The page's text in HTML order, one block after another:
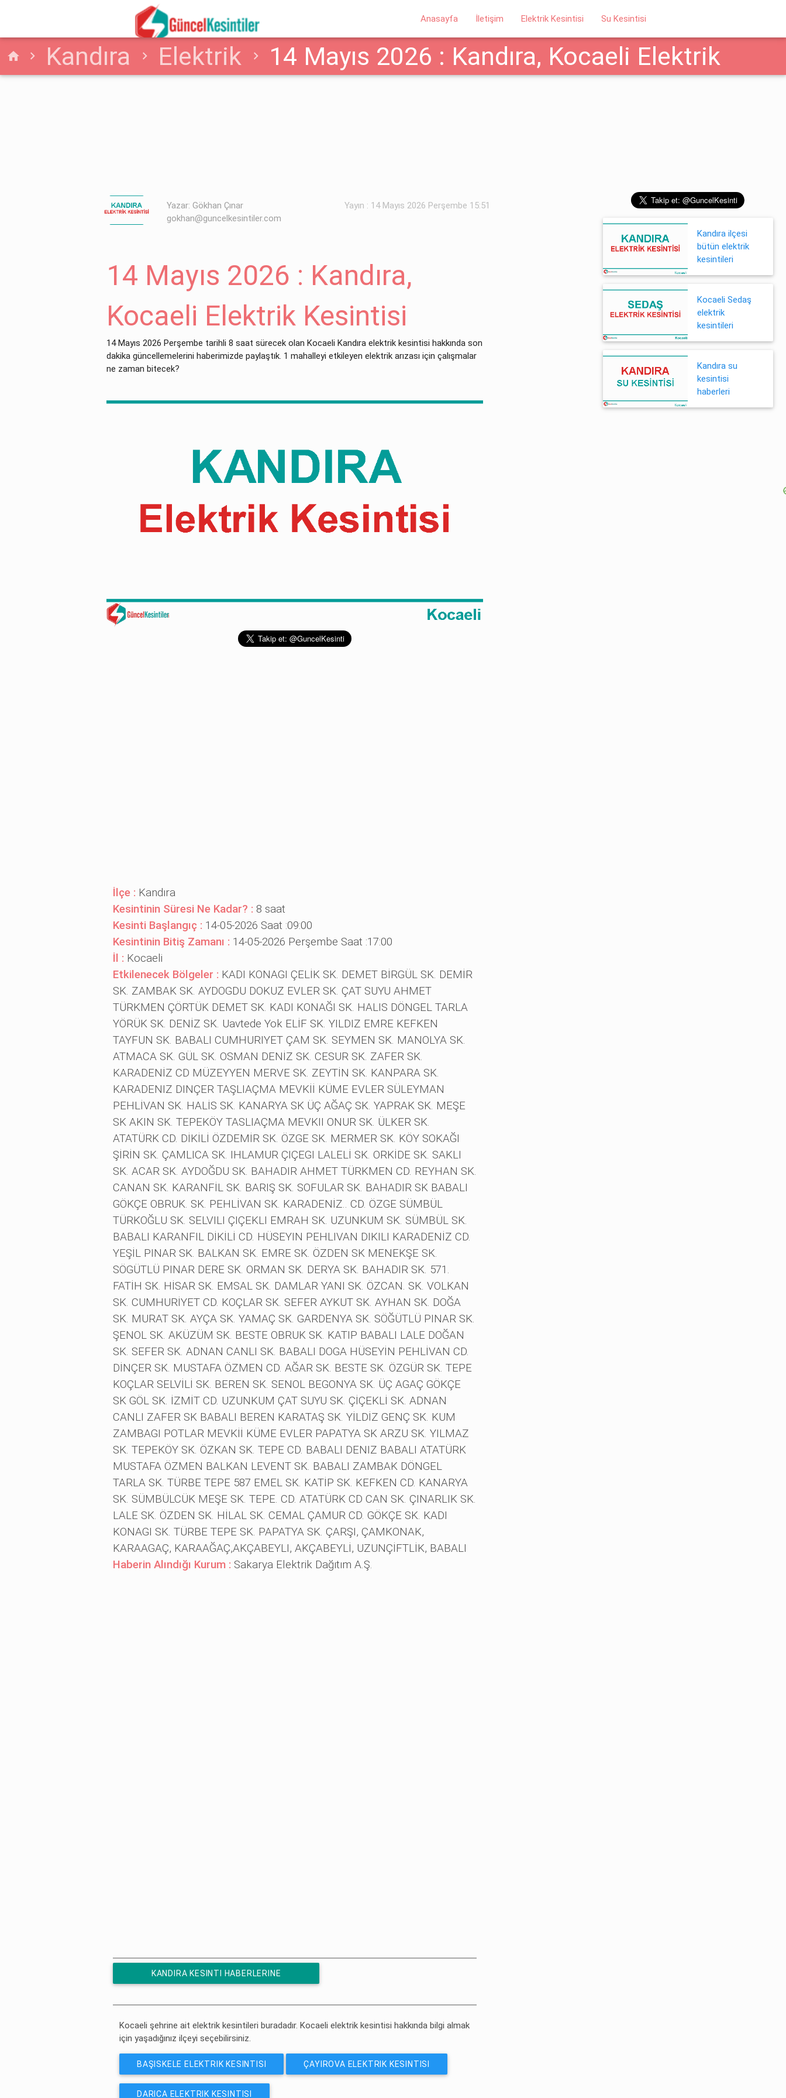
Anasayfa İletişim Elektrik Kesintisi Su Kesintisi
home Kandıra Elektrik
14 Mayıs 2026 : Kandıra, Kocaeli Elektrik
Yazar: Gökhan Çınar
gokhan@guncelkesintiler.com
Yayın : 14 Mayıs 2026 Perşembe 15:51
14 Mayıs 2026 : Kandıra,
Kocaeli Elektrik Kesintisi
14 Mayıs 2026 Perşembe tarihli 8 saat sürecek olan Kocaeli Kandıra elektrik kesintisi hakkında son
dakika güncellemelerini haberimizde paylaştık. 1 mahalleyi etkileyen elektrik arızası için çalışmalar
ne zaman bitecek?
İlçe : Kandıra
Kesintinin Süresi Ne Kadar? : 8 saat
Kesinti Başlangıç : 14-05-2026 Saat :09:00
Kesintinin Bitiş Zamanı : 14-05-2026 Perşembe Saat :17:00
İl : Kocaeli
Etkilenecek Bölgeler : KADI KONAGI ÇELİK SK. DEMET BİRGÜL SK. DEMİR
SK. ZAMBAK SK. AYDOGDU DOKUZ EVLER SK. ÇAT SUYU AHMET
TÜRKMEN ÇÖRTÜK DEMET SK. KADI KONAĞI SK. HALIS DÖNGEL TARLA
YÖRÜK SK. DENİZ SK. Uavtede Yok ELİF SK. YILDIZ EMRE KEFKEN
TAYFUN SK. BABALI CUMHURIYET ÇAM SK. SEYMEN SK. MANOLYA SK.
ATMACA SK. GÜL SK. OSMAN DENİZ SK. CESUR SK. ZAFER SK.
KARADENİZ CD MÜZEYYEN MERVE SK. ZEYTİN SK. KANPARA SK.
KARADENIZ DINÇER TAŞLIAÇMA MEVKİİ KÜME EVLER SÜLEYMAN
PEHLİVAN SK. HALİS SK. KANARYA SK ÜÇ AĞAÇ SK. YAPRAK SK. MEŞE
SK AKIN SK. TEPEKÖY TASLIAÇMA MEVKII ONUR SK. ÜLKER SK.
ATATÜRK CD. DİKİLİ ÖZDEMİR SK. ÖZGE SK. MERMER SK. KÖY SOKAĞI
ŞİRİN SK. ÇAMLICA SK. IHLAMUR ÇIÇEGI LALELİ SK. ORKİDE SK. SAKLI
SK. ACAR SK. AYDOĞDU SK. BAHADIR AHMET TÜRKMEN CD. REYHAN SK.
CANAN SK. KARANFİL SK. BARIŞ SK. SOFULAR SK. BAHADIR SK BABALI
GÖKÇE OBRUK. SK. PEHLİVAN SK. KARADENİZ.. CD. ÖZGE SÜMBÜL
TÜRKOĞLU SK. SELVILI ÇIÇEKLI EMRAH SK. UZUNKUM SK. SÜMBÜL SK.
BABALI KARANFIL DİKİLİ CD. HÜSEYIN PEHLIVAN DIKILI KARADENİZ CD.
YEŞİL PINAR SK. BALKAN SK. EMRE SK. ÖZDEN SK MENEKŞE SK.
SÖGÜTLÜ PINAR DERE SK. ORMAN SK. DERYA SK. BAHADIR SK. 571.
FATİH SK. HİSAR SK. EMSAL SK. DAMLAR YANI SK. ÖZCAN. SK. VOLKAN
SK. CUMHURİYET CD. KOÇLAR SK. SEFER AYKUT SK. AYHAN SK. DOĞA
SK. MURAT SK. AYÇA SK. YAMAÇ SK. GARDENYA SK. SÖĞÜTLÜ PINAR SK.
ŞENOL SK. AKÜZÜM SK. BESTE OBRUK SK. KATIP BABALI LALE DOĞAN
SK. SEFER SK. ADNAN CANLI SK. BABALI DOGA HÜSEYİN PEHLİVAN CD.
DİNÇER SK. MUSTAFA ÖZMEN CD. AĞAR SK. BESTE SK. ÖZGÜR SK. TEPE
KOÇLAR SELVİLİ SK. BEREN SK. SENOL BEGONYA SK. ÜÇ AGAÇ GÖKÇE
SK GÖL SK. İZMİT CD. UZUNKUM ÇAT SUYU SK. ÇİÇEKLİ SK. ADNAN
CANLI ZAFER SK BABALI BEREN KARATAŞ SK. YİLDİZ GENÇ SK. KUM
ZAMBAGI POTLAR MEVKİİ KÜME EVLER PAPATYA SK ARZU SK. YILMAZ
SK. TEPEKÖY SK. ÖZKAN SK. TEPE CD. BABALI DENIZ BABALI ATATÜRK
MUSTAFA ÖZMEN BALKAN LEVENT SK. BABALI ZAMBAK DÖNGEL
TARLA SK. TÜRBE TEPE 587 EMEL SK. KATİP SK. KEFKEN CD. KANARYA
SK. SÜMBÜLCÜK MEŞE SK. TEPE. CD. ATATÜRK CD CAN SK. ÇINARLIK SK.
LALE SK. ÖZDEN SK. HİLAL SK. CEMAL ÇAMUR CD. GÖKÇE SK. KADI
KONAGI SK. TÜRBE TEPE SK. PAPATYA SK. ÇARŞI, ÇAMKONAK,
KARAAGAÇ, KARAAĞAÇ,AKÇABEYLI, AKÇABEYLİ, UZUNÇİFTLİK, BABALI
Haberin Alındığı Kurum : Sakarya Elektrik Dağıtım A.Ş.
KANDIRA KESINTI HABERLERINE
Kocaeli şehrine ait elektrik kesintileri buradadır. Kocaeli elektrik kesintisi hakkında bilgi almak
için yaşadığınız ilçeyi seçebilirsiniz.
BAŞISKELE ELEKTRIK KESINTISI ÇAYIROVA ELEKTRIK KESINTISI
DARICA ELEKTRIK KESINTISI
Kandıra ilçesi
bütün elektrik
kesintileri
Kocaeli Sedaş
elektrik
kesintileri
Kandıra su
kesintisi
haberleri